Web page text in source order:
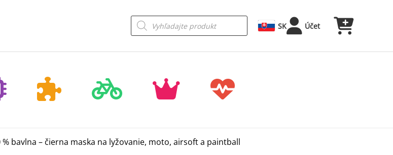
Products
search SK Účet
bavlna – čierna maska na lyžovanie, moto, airsoft a paintball